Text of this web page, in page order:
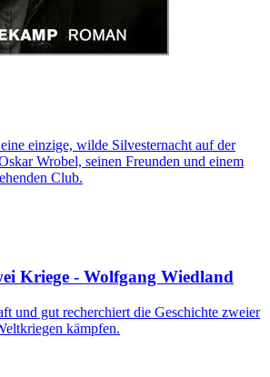
einzige, wilde Silvesternacht auf der
Wrobel, seinen Freunden und einem
Club.
Kriege - Wolfgang Wiedland
und gut recherchiert die Geschichte zweier
kämpfen.